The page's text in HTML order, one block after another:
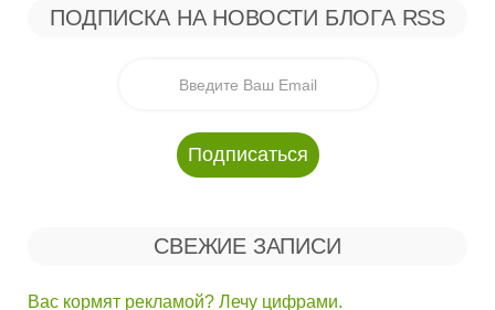
ПОДПИСКА НА НОВОСТИ БЛОГА RSS
СВЕЖИЕ ЗАПИСИ
Вас кормят рекламой? Лечу цифрами.